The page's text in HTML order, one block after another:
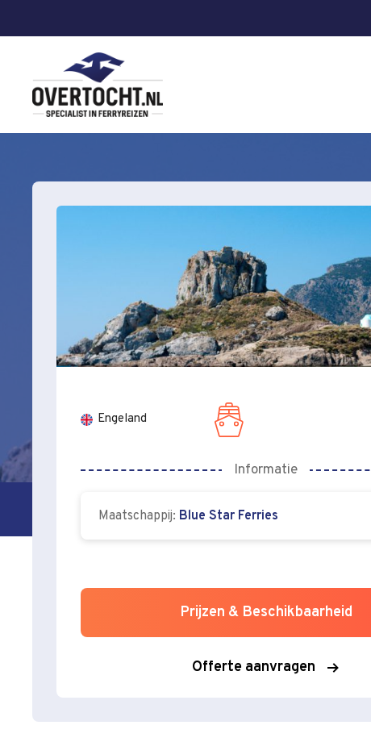
Engeland
Informatie
Maatschappij: Blue Star Ferries
Prijzen & Beschikbaarheid
Offerte aanvragen